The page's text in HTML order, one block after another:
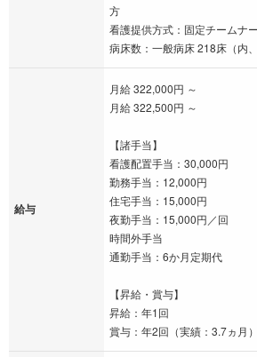
方
看護提供方式：固定チームナ
病床数：一般病床 218床（内
給与
月給 322,000円 ～
月給 322,500円 ～
【諸手当】
看護配置手当：30,000円
勤務手当：12,000円
住宅手当：15,000円
夜勤手当：15,000円／回
時間外手当
通勤手当：6か月定期代
【昇給・賞与】
昇給：年1回
賞与：年2回（実績：3.7ヵ月）